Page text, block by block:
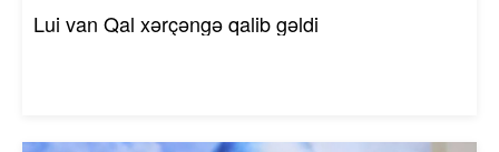
Lui van Qal xərçəngə qalib gəldi